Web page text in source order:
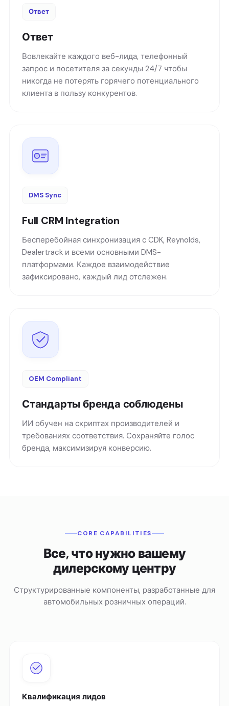
Ответ
Ответ
Вовлекайте каждого веб-лида, телефонный
запрос и посетителя за секунды 24/7 чтобы
никогда не потерять горячего потенциального
клиента в пользу конкурентов.
DMS Sync
Full CRM Integration
Бесперебойная синхронизация с CDK, Reynolds,
Dealertrack и всеми основными DMS-
платформами. Каждое взаимодействие
зафиксировано, каждый лид отслежен.
OEM Compliant
Стандарты бренда соблюдены
ИИ обучен на скриптах производителей и
требованиях соответствия. Сохраняйте голос
бренда, максимизируя конверсию.
CORE CAPABILITIES
Все, что нужно вашему
дилерскому центру
Структурированные компоненты, разработанные для
автомобильных розничных операций.
Квалификация лидов